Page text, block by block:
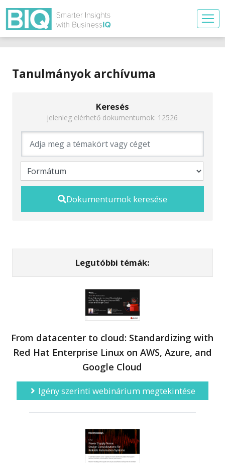
Tanulmányok archívuma
Keresés
jelenleg elérhető dokumentumok: 12526
Dokumentumok keresése
Legutóbbi témák:
From datacenter to cloud: Standardizing with
Red Hat Enterprise Linux on AWS, Azure, and
Google Cloud
Igény szerinti webinárium megtekintése